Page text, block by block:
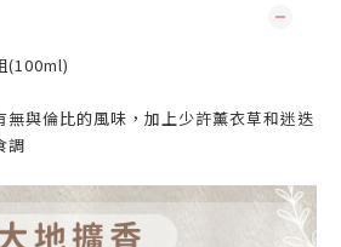
(100ml)
與倫比的風味，加上少許薰衣草和迷迭
調